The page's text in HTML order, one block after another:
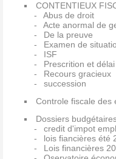
CONTENTIEUX
Abus de droit
Acte anormal de
De la preuve
Examen de
ISF
Prescrition et
Recours gracieux
succession
Controle fiscale des
Dossiers
credit d'impot
lois fiancières été
Lois financières